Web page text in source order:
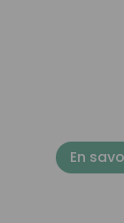
En